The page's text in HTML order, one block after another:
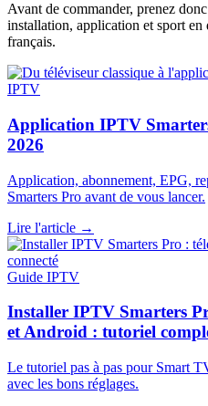
Avant de commander, prenez
installation, application et sport
français.
IPTV
Application IPTV
2026
Application, abonnement, EPG,
Smarters Pro avant de vous lancer.
Lire l'article →
Guide IPTV
Installer IPTV Smarters
et Android : tutoriel
Le tutoriel pas à pas pour Smart
avec les bons réglages.